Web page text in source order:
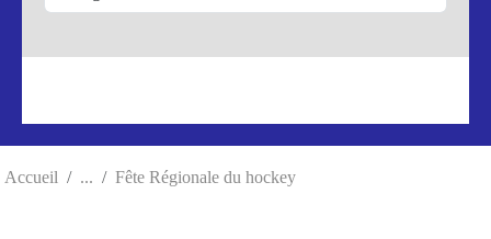
Accueil Fête Régionale du hockey